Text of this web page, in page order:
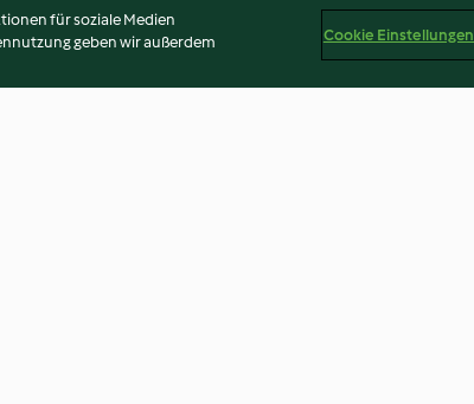
für soziale Medien
geben wir außerdem
Cookie Einstellungen